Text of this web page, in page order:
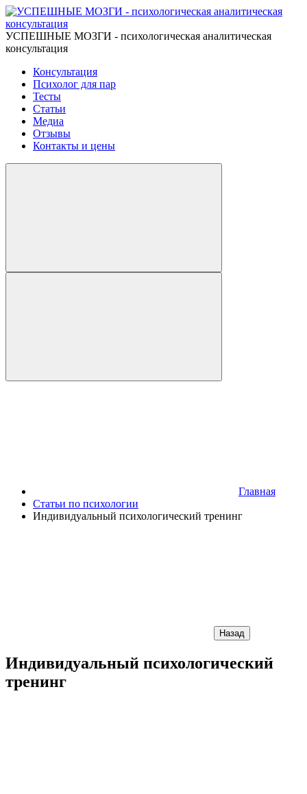
УСПЕШНЫЕ МОЗГИ - психологическая аналитическая
консультация
Консультация
Психолог для пар
Тесты
Статьи
Медиа
Отзывы
Контакты и цены
Главная
Статьи по психологии
Индивидуальный психологический тренинг
Назад
Индивидуальный психологический
тренинг